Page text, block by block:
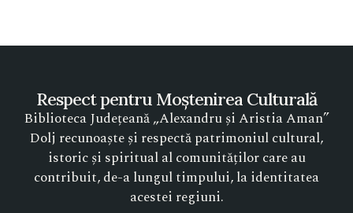
Respect pentru Moștenirea Culturală
Biblioteca Județeană „Alexandru și Aristia Aman”
Dolj recunoaște și respectă patrimoniul cultural,
istoric și spiritual al comunităților care au
contribuit, de-a lungul timpului, la identitatea
acestei regiuni.